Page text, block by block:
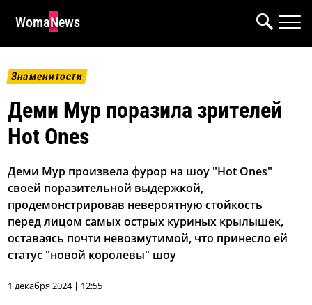
WomaNews
Знаменитости
Деми Мур поразила зрителей
Hot Ones
Деми Мур произвела фурор на шоу "Hot Ones"
своей поразительной выдержкой,
продемонстрировав невероятную стойкость
перед лицом самых острых куриных крылышек,
оставаясь почти невозмутимой, что принесло ей
статус "новой королевы" шоу
1 декабря 2024 | 12:55